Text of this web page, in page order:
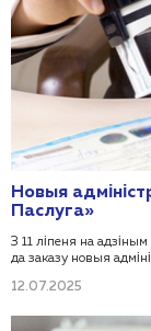
Новыя
Паслуга»
З 11 ліпеня на
да заказу новыя
12.07.2025